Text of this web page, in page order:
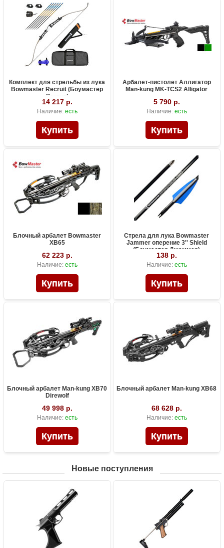
Комплект для стрельбы из лука
Bowmaster Recruit (Боумастер
Рекрут)
14 217 р.
Наличие: есть
Арбалет-пистолет Аллигатор
Man-kung MK-TCS2 Alligator
5 790 р.
Наличие: есть
Блочный арбалет Bowmaster
XB65
62 223 р.
Наличие: есть
Стрела для лука Bowmaster
Jammer оперение 3'' Shield
(Боумастер Джаммер)
138 р.
Наличие: есть
Блочный арбалет Man-kung XB70
Direwolf
49 998 р.
Наличие: есть
Блочный арбалет Man-kung XB68
68 628 р.
Наличие: есть
Новые поступления